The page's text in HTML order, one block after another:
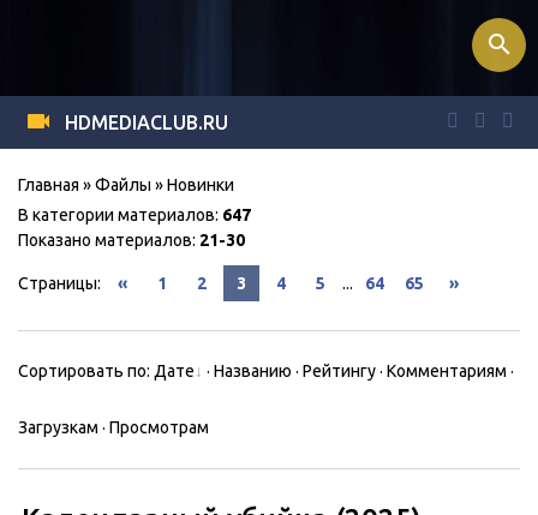
HDMEDIACLUB.RU
search
Главная »Файлы » Новинки
В категории материалов: 647
Показано материалов: 21-30
Страницы: « 1 2 3 4 5 ... 64 65 »
Сортировать по: Дате · Названию · Рейтингу· Комментариям ·
Загрузкам · Просмотрам